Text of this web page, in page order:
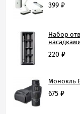
399 ₽
Набор
220 ₽
Монокль
675 ₽